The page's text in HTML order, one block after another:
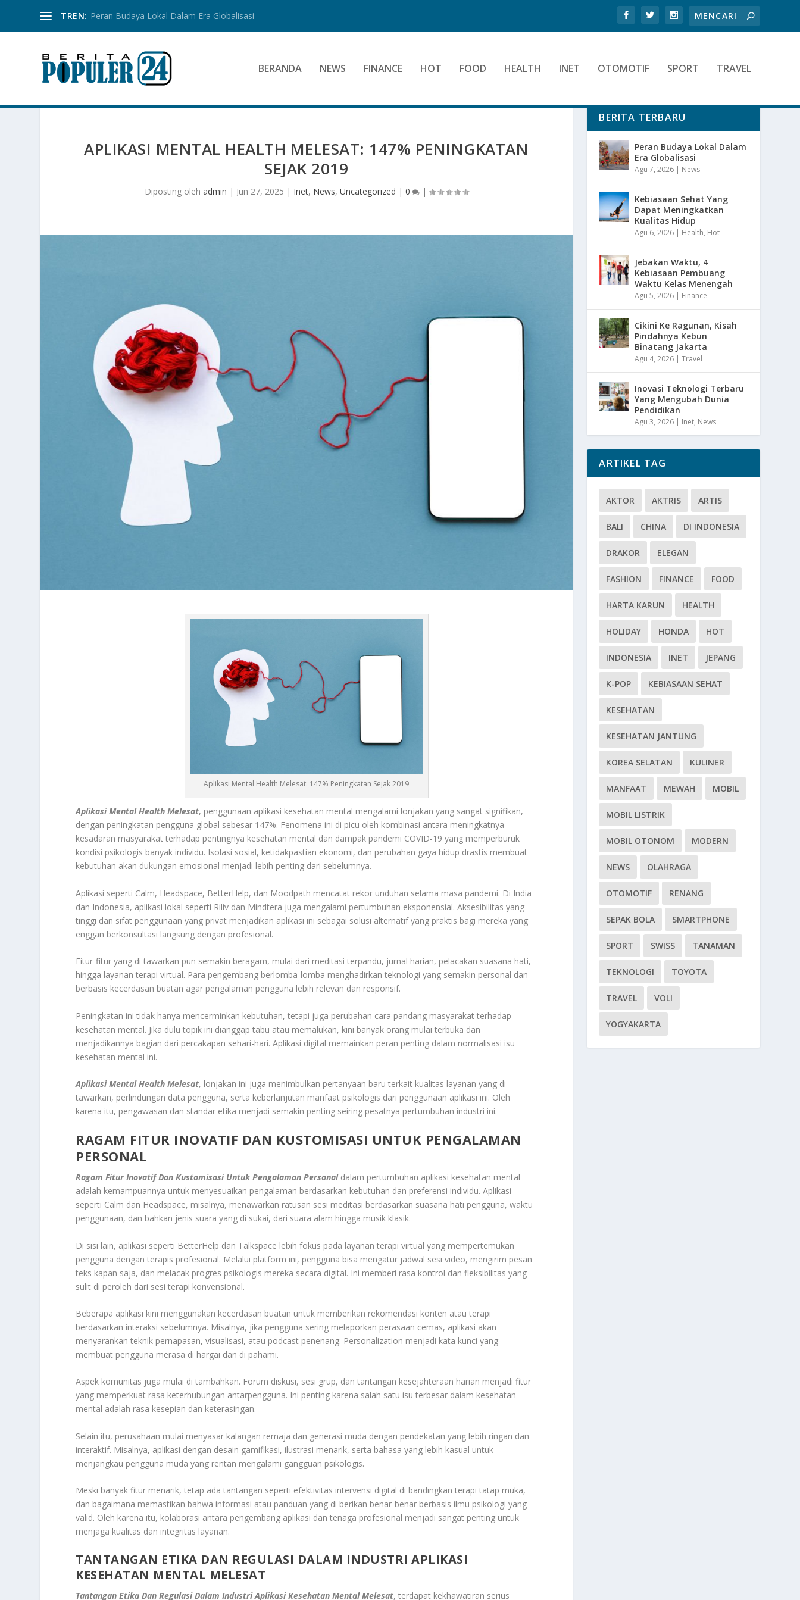
TREN: Peran Budaya Lokal Dalam Era Globalisasi
BERANDA NEWS FINANCE HOT FOOD HEALTH INET OTOMOTIF SPORT TRAVEL
APLIKASI MENTAL HEALTH MELESAT: 147% PENINGKATAN
SEJAK 2019
Diposting oleh admin | Jun 27, 2025 | Inet, News, Uncategorized | 0 |
Aplikasi Mental Health Melesat: 147% Peningkatan Sejak 2019
Aplikasi Mental Health Melesat, penggunaan aplikasi kesehatan mental mengalami lonjakan yang sangat signifikan,
dengan peningkatan pengguna global sebesar 147%. Fenomena ini di picu oleh kombinasi antara meningkatnya
kesadaran masyarakat terhadap pentingnya kesehatan mental dan dampak pandemi COVID-19 yang memperburuk
kondisi psikologis banyak individu. Isolasi sosial, ketidakpastian ekonomi, dan perubahan gaya hidup drastis membuat
kebutuhan akan dukungan emosional menjadi lebih penting dari sebelumnya.
Aplikasi seperti Calm, Headspace, BetterHelp, dan Moodpath mencatat rekor unduhan selama masa pandemi. Di India
dan Indonesia, aplikasi lokal seperti Riliv dan Mindtera juga mengalami pertumbuhan eksponensial. Aksesibilitas yang
tinggi dan sifat penggunaan yang privat menjadikan aplikasi ini sebagai solusi alternatif yang praktis bagi mereka yang
enggan berkonsultasi langsung dengan profesional.
Fitur-fitur yang di tawarkan pun semakin beragam, mulai dari meditasi terpandu, jurnal harian, pelacakan suasana hati,
hingga layanan terapi virtual. Para pengembang berlomba-lomba menghadirkan teknologi yang semakin personal dan
berbasis kecerdasan buatan agar pengalaman pengguna lebih relevan dan responsif.
Peningkatan ini tidak hanya mencerminkan kebutuhan, tetapi juga perubahan cara pandang masyarakat terhadap
kesehatan mental. Jika dulu topik ini dianggap tabu atau memalukan, kini banyak orang mulai terbuka dan
menjadikannya bagian dari percakapan sehari-hari. Aplikasi digital memainkan peran penting dalam normalisasi isu
kesehatan mental ini.
Aplikasi Mental Health Melesat, lonjakan ini juga menimbulkan pertanyaan baru terkait kualitas layanan yang di
tawarkan, perlindungan data pengguna, serta keberlanjutan manfaat psikologis dari penggunaan aplikasi ini. Oleh
karena itu, pengawasan dan standar etika menjadi semakin penting seiring pesatnya pertumbuhan industri ini.
RAGAM FITUR INOVATIF DAN KUSTOMISASI UNTUK PENGALAMAN
PERSONAL
Ragam Fitur Inovatif Dan Kustomisasi Untuk Pengalaman Personaldalam pertumbuhan aplikasi kesehatan mental
adalah kemampuannya untuk menyesuaikan pengalaman berdasarkan kebutuhan dan preferensi individu. Aplikasi
seperti Calm dan Headspace, misalnya, menawarkan ratusan sesi meditasi berdasarkan suasana hati pengguna, waktu
penggunaan, dan bahkan jenis suara yang di sukai, dari suara alam hingga musik klasik.
Di sisi lain, aplikasi seperti BetterHelp dan Talkspace lebih fokus pada layanan terapi virtual yang mempertemukan
pengguna dengan terapis profesional. Melalui platform ini, pengguna bisa mengatur jadwal sesi video, mengirim pesan
teks kapan saja, dan melacak progres psikologis mereka secara digital. Ini memberi rasa kontrol dan fleksibilitas yang
sulit di peroleh dari sesi terapi konvensional.
Beberapa aplikasi kini menggunakan kecerdasan buatan untuk memberikan rekomendasi konten atau terapi
berdasarkan interaksi sebelumnya. Misalnya, jika pengguna sering melaporkan perasaan cemas, aplikasi akan
menyarankan teknik pernapasan, visualisasi, atau podcast penenang. Personalization menjadi kata kunci yang
membuat pengguna merasa di hargai dan di pahami.
Aspek komunitas juga mulai di tambahkan. Forum diskusi, sesi grup, dan tantangan kesejahteraan harian menjadi fitur
yang memperkuat rasa keterhubungan antarpengguna. Ini penting karena salah satu isu terbesar dalam kesehatan
mental adalah rasa kesepian dan keterasingan.
Selain itu, perusahaan mulai menyasar kalangan remaja dan generasi muda dengan pendekatan yang lebih ringan dan
interaktif. Misalnya, aplikasi dengan desain gamifikasi, ilustrasi menarik, serta bahasa yang lebih kasual untuk
menjangkau pengguna muda yang rentan mengalami gangguan psikologis.
Meski banyak fitur menarik, tetap ada tantangan seperti efektivitas intervensi digital di bandingkan terapi tatap muka,
dan bagaimana memastikan bahwa informasi atau panduan yang di berikan benar-benar berbasis ilmu psikologi yang
valid. Oleh karena itu, kolaborasi antara pengembang aplikasi dan tenaga profesional menjadi sangat penting untuk
menjaga kualitas dan integritas layanan.
TANTANGAN ETIKA DAN REGULASI DALAM INDUSTRI APLIKASI
KESEHATAN MENTAL MELESAT
Tantangan Etika Dan Regulasi Dalam Industri Aplikasi Kesehatan Mental Melesat, terdapat kekhawatiran serius
BERITA TERBARU
Peran Budaya Lokal Dalam
Era Globalisasi
Agu 7, 2026 | News
Kebiasaan Sehat Yang
Dapat Meningkatkan
Kualitas Hidup
Agu 6, 2026 | Health, Hot
Jebakan Waktu, 4
Kebiasaan Pembuang
Waktu Kelas Menengah
Agu 5, 2026 | Finance
Cikini Ke Ragunan, Kisah
Pindahnya Kebun
Binatang Jakarta
Agu 4, 2026 |Travel
Inovasi Teknologi Terbaru
Yang Mengubah Dunia
Pendidikan
Agu 3, 2026 | Inet, News
ARTIKEL TAG
AKTOR AKTRIS ARTIS
BALI CHINA DI INDONESIA
DRAKOR ELEGAN
FASHION FINANCE FOOD
HARTA KARUN HEALTH
HOLIDAY HONDA HOT
INDONESIA INET JEPANG
K-POP KEBIASAAN SEHAT
KESEHATAN
KESEHATAN JANTUNG
KOREA SELATAN KULINER
MANFAAT MEWAH MOBIL
MOBIL LISTRIK
MOBIL OTONOM MODERN
NEWS OLAHRAGA
OTOMOTIF RENANG
SEPAK BOLA SMARTPHONE
SPORT SWISS TANAMAN
TEKNOLOGI TOYOTA
TRAVEL VOLI
YOGYAKARTA